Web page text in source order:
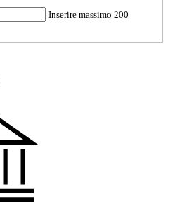
Inserire massimo 200